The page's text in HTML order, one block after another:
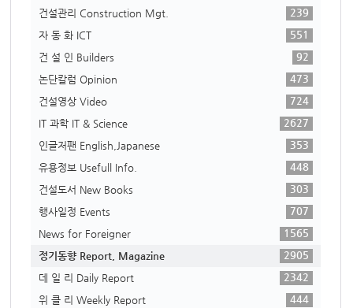
건설관리 Construction Mgt.
239
자 동 화 ICT
551
건 설 인 Builders
92
논단칼럼 Opinion
473
건설영상 Video
724
IT 과학 IT & Science
2627
인글저팬 English,Japanese
353
유용정보 Usefull Info.
448
건설도서 New Books
303
행사일정 Events
707
News for Foreigner
1565
정기동향 Report, Magazine
2905
데 일 리 Daily Report
2342
위 클 리 Weekly Report
444